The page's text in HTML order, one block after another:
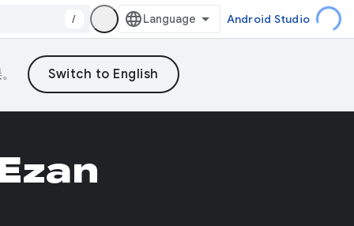
/ Android Studio